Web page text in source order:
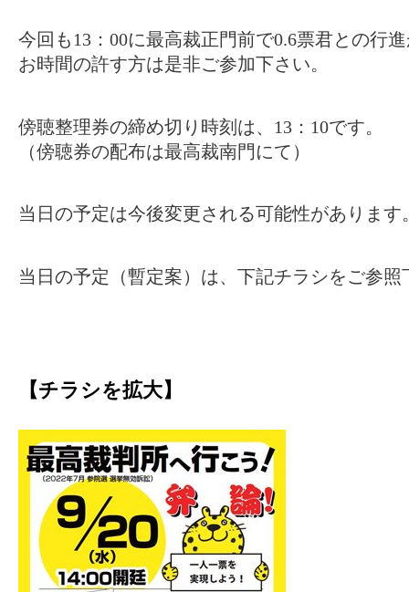
今回も13：00に最高裁正門前で0.6票君との行
お時間の許す方は是非ご参加下さい。
傍聴整理券の締め切り時刻は、13：10です。
（傍聴券の配布は最高裁南門にて）
当日の予定は今後変更される可能性があります
当日の予定（暫定案）は、下記チラシをご参照
【チラシを拡大】